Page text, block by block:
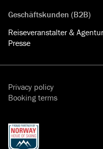
Geschäftskunden (B2B)
Reiseveranstalter &
Presse
Privacy policy
Booking terms